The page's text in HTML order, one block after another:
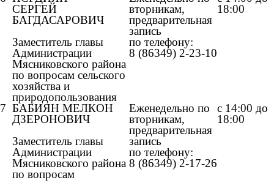
СЕРГЕЙ
БАГДАСАРОВИЧ
Заместитель главы
Администрации
Мясниковского района
по вопросам сельского
хозяйства и
природопользования
вторникам,
предварительная
запись
по телефону:
8 (86349) 2-23-10
18:00
7 БАБИЯН МЕЛКОН
ДЗЕРОНОВИЧ
Заместитель главы
Администрации
Мясниковского района
по вопросам
Еженедельно по
вторникам,
предварительная
запись
по телефону:
8 (86349) 2-17-26
с 14:00 до
18:00